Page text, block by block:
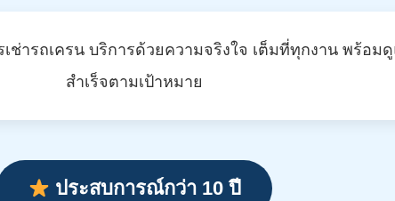
ช่ารถเครน บริการด้วยความจริงใจ เต็มที่ทุกงาน พร้อม
สำเร็จตามเป้าหมาย
ประสบการณ์กว่า 10 ปี